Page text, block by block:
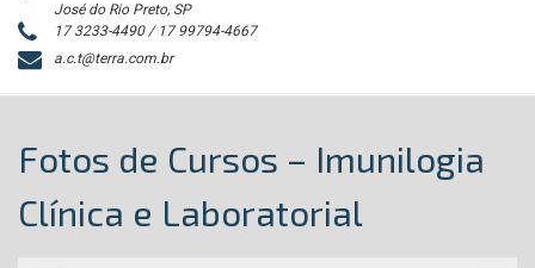
José do Rio Preto, SP
17 3233-4490 / 17 99794-4667
a.c.t@terra.com.br
Fotos de Cursos – Imunilogia
Clínica e Laboratorial